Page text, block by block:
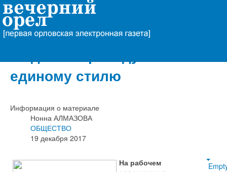
В Орле адресные таблички
единому стилю
Информация о материале
Нонна АЛМАЗОВА
ОБЩЕСТВО
19 декабря 2017
На рабочем